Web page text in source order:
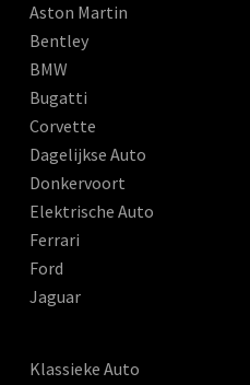
Aston Martin
Bentley
BMW
Bugatti
Corvette
Dagelijkse Auto
Donkervoort
Elektrische Auto
Ferrari
Ford
Jaguar
Klassieke Auto